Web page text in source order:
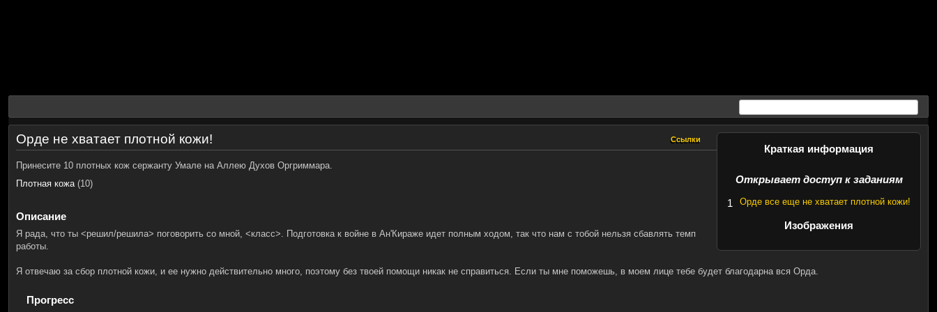
Краткая информация
Открывает доступ к заданиям
1
Орде все еще не хватает плотной кожи!
Изображения
Ссылки
Ссылки
Орде не хватает плотной кожи!
Принесите 10 плотных кож сержанту Умале на Аллею Духов Оргриммара.
Плотная кожа(10)
Описание
Я рада, что ты <решил/решила> поговорить со мной, <класс>. Подготовка к войне в Ан'Кираже идет полным ходом, так что нам с тобой нельзя сбавлять темп
работы.
Я отвечаю за сбор плотной кожи, и ее нужно действительно много, поэтому без твоей помощи никак не справиться. Если ты мне поможешь, в моем лице тебе будет благодарна вся Орда.
Прогресс